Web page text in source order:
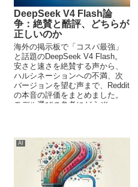
DeepSeek V4 Flash論
争：絶賛と酷評、どちらが
正しいのか
海外の掲示板で「コスパ最強」
と話題のDeepSeek V4 Flash。
安さと速さを絶賛する声から、
ハルシネーションへの不満、次
バージョンを望む声まで、Reddit
の本音の評価をまとめました。
モデル選びの参考にどうぞ。
AI